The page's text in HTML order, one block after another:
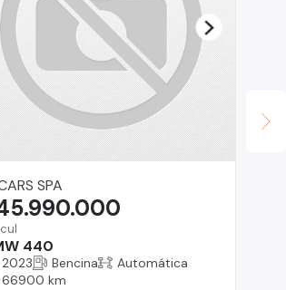
SPA
440
2023 Bencina
Automática
66900 km